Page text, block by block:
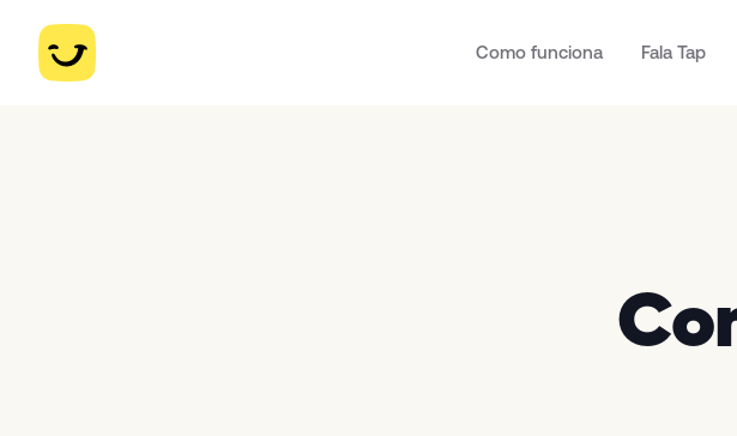
Como funciona Fala Tap